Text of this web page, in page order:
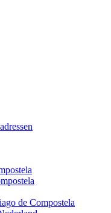
de Compostela